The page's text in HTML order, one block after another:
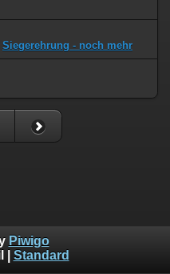
Siegerehrung - noch mehr
Piwigo
Standard